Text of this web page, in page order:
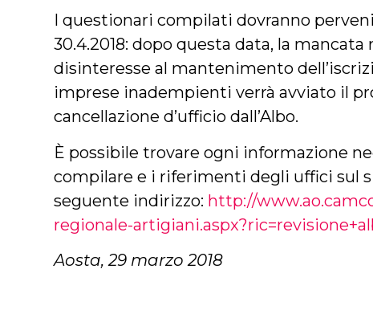
I questionari compilati dovranno
30.4.2018: dopo questa data, la
disinteresse al mantenimento
imprese inadempienti verrà avviato il
cancellazione d’ufficio dall’Albo.
È possibile trovare ogni informazione
compilare e i riferimenti degli uffici sul
seguente indirizzo: http://
regionale-
Aosta, 29 marzo 2018